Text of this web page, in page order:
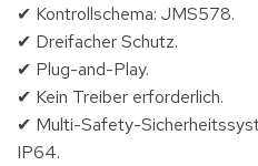
✔ Kontrollschema: JMS578.
✔ Dreifacher Schutz.
✔ Plug-and-Play.
✔ Kein Treiber erforderlich.
✔ Multi-Safety-
IP64.